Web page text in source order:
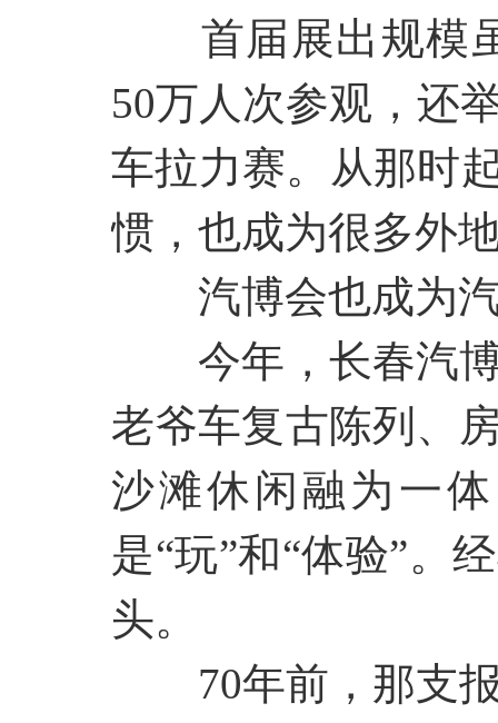
首届展出规模
50万人次参观，还
车拉力赛。从那时
惯，也成为很多外
汽博会也成为
今年，长春汽
老爷车复古陈列、
沙滩休闲融为一
是“玩”和“体验”。
头。
70年前，那支